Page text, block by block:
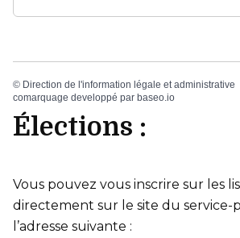
© Direction de l'information légale et administrative
comarquage developpé par baseo.io
Élections :
Vous pouvez vous inscrire sur les
directement sur le site du service-
l’adresse suivante :